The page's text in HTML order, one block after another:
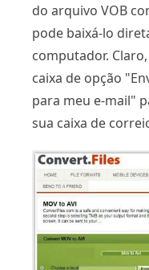
do arquivo VOB
pode baixá-lo
computador.
caixa de opção
para meu e-mail"
sua caixa de